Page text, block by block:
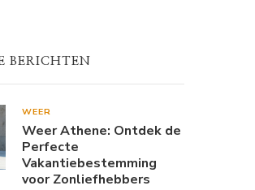
BERICHTEN
WEER
Weer Athene: Ontdek de
Perfecte
Vakantiebestemming
voor Zonliefhebbers